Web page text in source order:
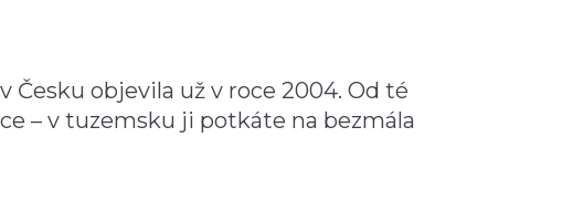
Česku objevila už v roce 2004. Od té
– v tuzemsku ji potkáte na bezmála